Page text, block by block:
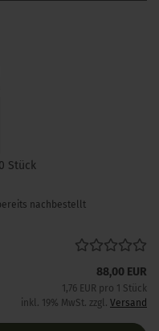
Stück
nachbestellt
88,00 EUR
1,76 EUR pro 1 Stück
inkl. 19% MwSt. zzgl. Versand